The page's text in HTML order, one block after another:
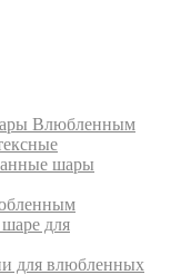
Влюбленным
шары
для
для влюбленных